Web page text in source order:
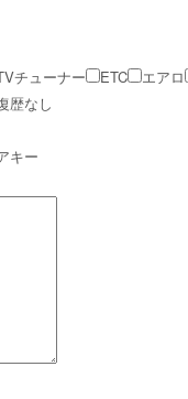
チューナー ETC
エアロ
歴なし
キー